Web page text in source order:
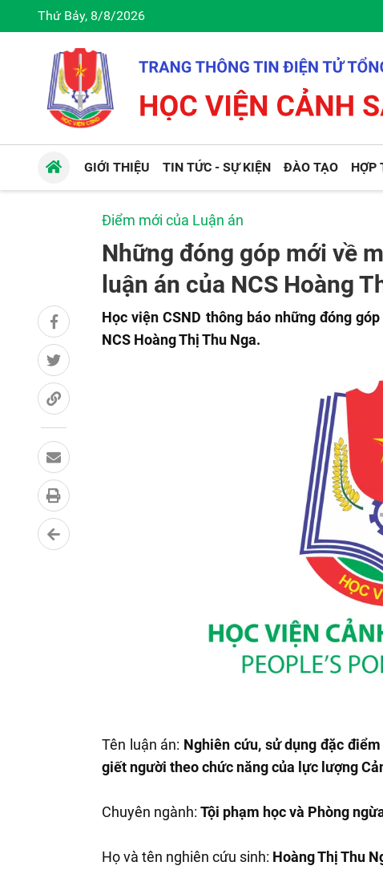
Thứ Bảy, 8/8/2026
GIỚI THIỆU TIN TỨC - SỰ KIỆN ĐÀO TẠO HỢP
Điểm mới của Luận án
Những đóng góp mới về
luận án của NCS Hoàng
Học viện CSND thông báo những đóng
NCS Hoàng Thị Thu Nga.
Tên luận án: Nghiên cứu, sử dụng đặc
giết người theo chức năng của lực lượng
Chuyên ngành: Tội phạm học và Phòng
Họ và tên nghiên cứu sinh: Hoàng Thị Thu